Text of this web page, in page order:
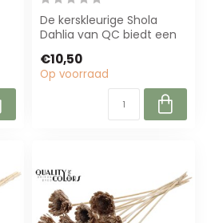
De kerskleurige Shola
Dahlia van QC biedt een
voor verse bl...
€10,50
Op voorraad